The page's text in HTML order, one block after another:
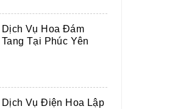
Dịch Vụ Hoa Đám
Tang Tại Phúc Yên
Dịch Vụ Điện Hoa Lập